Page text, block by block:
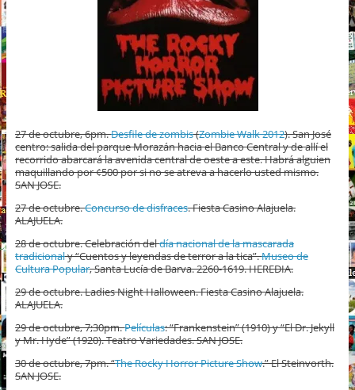
27 de octubre, 6pm.Desfile de zombis(Zombie Walk 2012). San José
centro: salida del parque Morazán hacia el Banco Central y de allí el
recorrido abarcará la avenida central de oeste a este. Habrá alguien
maquillando por ¢500 por si no se atreva a hacerlo usted mismo.
SAN JOSE.
27 de octubre.Concurso de disfraces. Fiesta Casino Alajuela.
ALAJUELA.
28 de octubre. Celebración deldía nacional de la mascarada
tradicionaly “Cuentos y leyendas de terror a la tica”.Museo de
Cultura Popular, Santa Lucía de Barva. 2260-1619. HEREDIA.
29 de octubre. Ladies Night Halloween. Fiesta Casino Alajuela.
ALAJUELA.
29 de octubre, 7;30pm.Películas: “Frankenstein” (1910) y “El Dr. Jekyll
y Mr. Hyde” (1920). Teatro Variedades. SAN JOSE.
30 de octubre, 7pm. “The Rocky Horror Picture Show.” El Steinvorth.
SAN JOSE.